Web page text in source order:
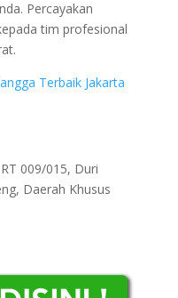
Percayakan
tim profesional
Terbaik Jakarta
009/015, Duri
Daerah Khusus